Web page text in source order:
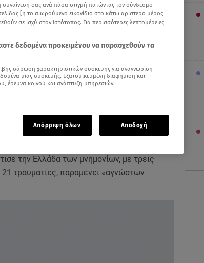
στα αποτελέσματα αναζήτησης
on Google
(2021)
ξέσπασε φωτιά σε υποκατάστημα της
κουκουλουφόρων. Τρεις άνθρωποι
την Ελλάδα των μνημονίων, με τρεις
τραυματίες, παραμένει «αγνώστων
συναίνεσή σας ανά πάσα στιγμή πατώντας τον σύνδεσμο
[ή το αιωρούμενο εικονίδιο στο κάτω αριστερό μέρος
σε ισχύ στον Ιστότοπος. Για περισσότερες λεπτομέρειες
δεδομένα προκειμένου να παρασχεθούν τα
σάρωση χαρακτηριστικών συσκευής για αναγνώριση
μιας συσκευής. Εξατομικευμένη διαφήμιση και
έρευνα κοινού και ανάπτυξη υπηρεσιών.
Απόρριψη όλων Αποδοχή